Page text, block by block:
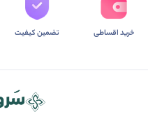
خرید اقساطی تضمین کیفیت